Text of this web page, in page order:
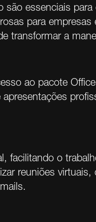
são essenciais
para
transformar a
ao pacote
facilitando o
reuniões